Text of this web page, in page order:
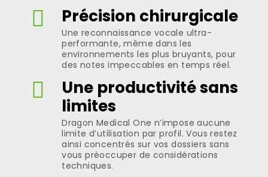
Précision chirurgicale
Une reconnaissance vocale ultra-
performante, même dans les
environnements les plus bruyants, pour
des notes impeccables en temps réel.
Une productivité sans
limites
Dragon Medical One n’impose aucune
limite d’utilisation par profil. Vous restez
ainsi concentrés sur vos dossiers sans
vous préoccuper de considérations
techniques.